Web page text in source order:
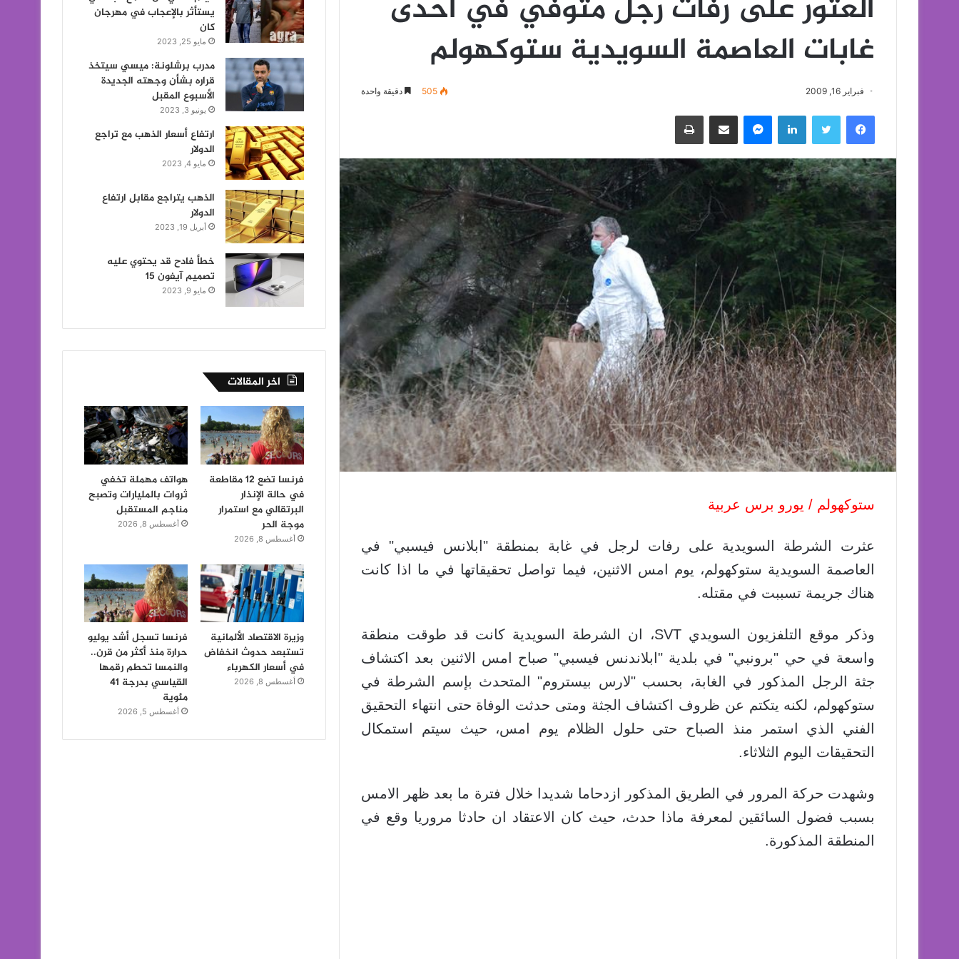
العثور على رفات رجل متوفي في احدى
غابات العاصمة السويدية ستوكهولم
فبراير 16, 2009 505 دقيقة واحدة
فيسبوك تويتر لينكدإن ماسنجر مشاركة عبر البريد طباعة
ستوكهولم / يورو برس عربية
عثرت الشرطة السويدية على رفات لرجل في غابة بمنطقة "ابلانس فيسبي" في
العاصمة السويدية ستوكهولم، يوم امس الاثنين، فيما تواصل تحقيقاتها في ما اذا كانت
هناك جريمة تسببت في مقتله.
وذكر موقع التلفزيون السويدي SVT، ان الشرطة السويدية كانت قد طوقت منطقة
واسعة في حي "برونبي" في بلدية "ابلاندنس فيسبي" صباح امس الاثنين بعد اكتشاف
جثة الرجل المذكور في الغابة، بحسب "لارس بيستروم" المتحدث بإسم الشرطة في
ستوكهولم، لكنه يتكتم عن ظروف اكتشاف الجثة ومتى حدثت الوفاة حتى انتهاء التحقيق
الفني الذي استمر منذ الصباح حتى حلول الظلام يوم امس، حيث سيتم استمكال
التحقيقات اليوم الثلاثاء.
وشهدت حركة المرور في الطريق المذكور ازدحاما شديدا خلال فترة ما بعد ظهر الامس
بسبب فضول السائقين لمعرفة ماذا حدث، حيث كان الاعتقاد ان حادثا مروريا وقع في
المنطقة المذكورة.
يستأثر بالإعجاب في مهرجان
كان
مايو 25, 2023
مدرب برشلونة: ميسي سيتخذ
قراره بشأن وجهته الجديدة
الأسبوع المقبل
يونيو 3, 2023
ارتفاع أسعار الذهب مع تراجع
الدولار
مايو 4, 2023
الذهب يتراجع مقابل ارتفاع
الدولار
أبريل 19, 2023
خطأ فادح قد يحتوي عليه
تصميم آيفون 15
مايو 9, 2023
اخر المقالات
فرنسا تضع 12 مقاطعة
في حالة الإنذار
البرتقالي مع استمرار
موجة الحر
أغسطس 8, 2026
هواتف مهملة تخفي
ثروات بالمليارات وتصبح
مناجم المستقبل
أغسطس 8, 2026
وزيرة الاقتصاد الألمانية
تستبعد حدوث انخفاض
في أسعار الكهرباء
أغسطس 8, 2026
فرنسا تسجل أشد يوليو
حرارة منذ أكثر من قرن..
والنمسا تحطم رقمها
القياسي بدرجة 41
مئوية
أغسطس 5, 2026